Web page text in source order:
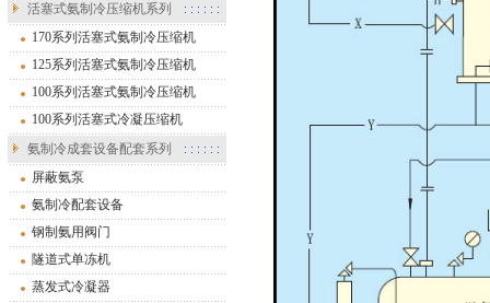
活塞式氨制冷压缩机系列
170系列活塞式氨制冷压缩机
125系列活塞式氨制冷压缩机
100系列活塞式氨制冷压缩机
100系列活塞式冷凝压缩机
氨制冷成套设备配套系列
屏蔽氨泵
氨制冷配套设备
钢制氨用阀门
隧道式单冻机
蒸发式冷凝器